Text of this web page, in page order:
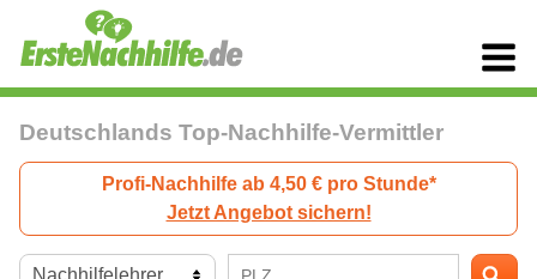
Deutschlands Top-Nachhilfe-Vermittler
Profi-Nachhilfe ab 4,50 € pro Stunde*
Jetzt Angebot sichern!